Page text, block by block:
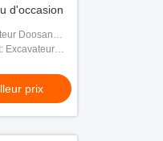
d'occasion
Doosan
Excavateur
prix